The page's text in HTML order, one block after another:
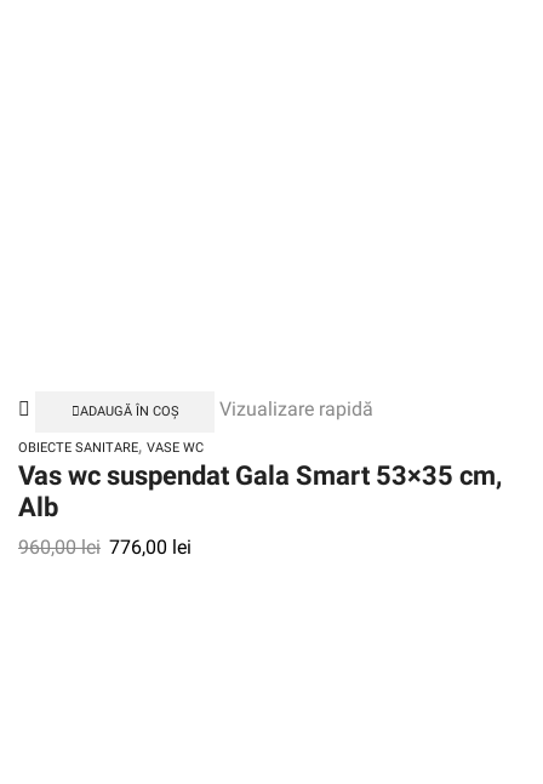
ADAUGĂ ÎN COȘ Vizualizare rapidă
OBIECTE SANITARE, VASE WC
Vas wc suspendat Gala Smart 53×35 cm,
Alb
960,00lei 776,00 lei